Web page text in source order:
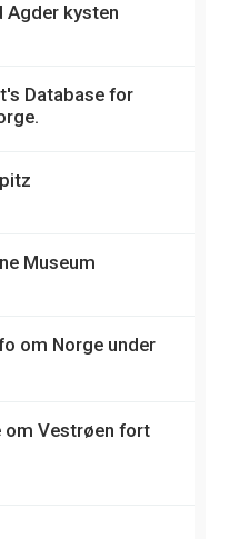
Agder kysten
Database for
Museum
om Norge under
om Vestrøen fort